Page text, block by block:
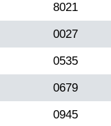
8021
0027
0535
0679
0945